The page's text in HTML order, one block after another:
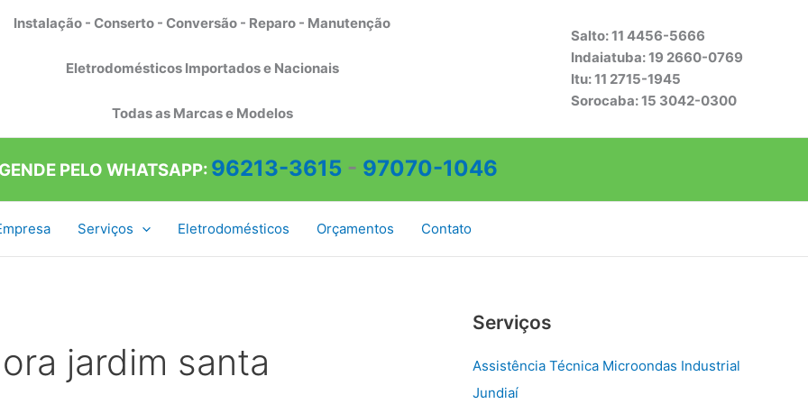
Instalação - Conserto - Conversão - Reparo - Manutenção
Eletrodomésticos Importados e Nacionais
Todas as Marcas e Modelos
Salto: 11 4456-5666
Indaiatuba: 19 2660-0769
Itu: 11 2715-1945
Sorocaba: 15 3042-0300
PELO WHATSAPP: 96213-3615 - 97070-1046
Serviços Eletrodomésticos Orçamentos Contato
jardim santa
Serviços
Assistência Técnica Microondas Industrial
Jundiaí